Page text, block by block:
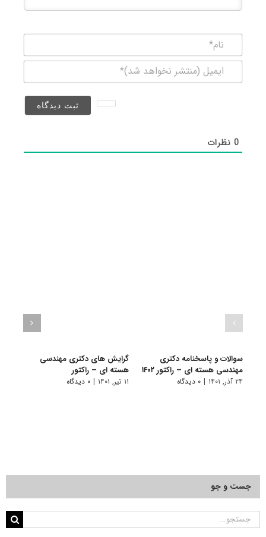
(منتشر
0نظرات
سوالات و پاسخنامه دکتری
مهندسی هسته ای – راکتور ۱۴۰۲
۲۴ آذر, ۱۴۰۱ | ۰ دیدگاه
گرایش های دکتری مهندسی
هسته ای – راﻛﺘﻮر
۱۱ تیر, ۱۴۰۱ | ۰ دیدگاه
جست و جو
جستجو